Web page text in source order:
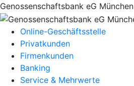
Genossenschaftsbank eG München
Online-Geschäftsstelle
Privatkunden
Firmenkunden
Banking
Service & Mehrwerte